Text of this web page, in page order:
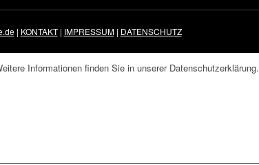
| KONTAKT| IMPRESSUM| DATENSCHUTZ
Informationen finden Sie in unserer Datenschutzerklärung.